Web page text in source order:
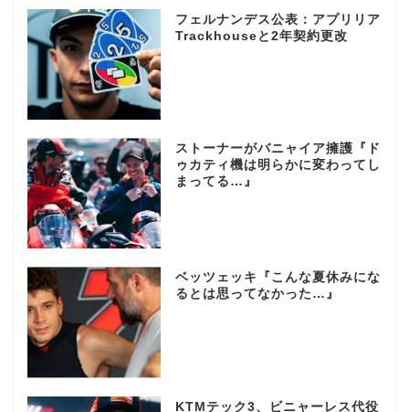
フェルナンデス公表：アプリリア
Trackhouseと2年契約更改
ストーナーがバニャイア擁護『ド
ゥカティ機は明らかに変わってし
まってる…』
ベッツェッキ『こんな夏休みにな
るとは思ってなかった…』
KTMテック3、ビニャーレス代役